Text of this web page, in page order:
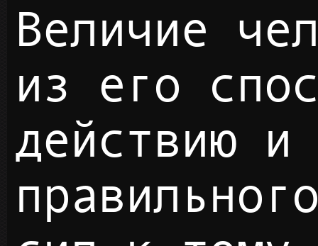
Величие человека состоит
из его
действию и